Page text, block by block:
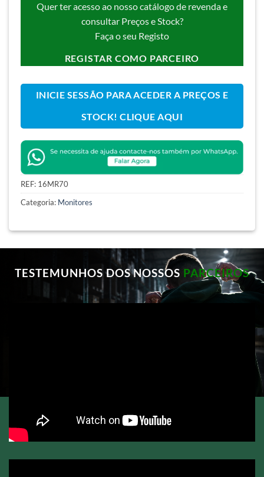
Quer ter acesso ao nosso catálogo de revenda e
consultar Preços e Stock?
Faça o seu Registo
REGISTAR COMO PARCEIRO
INICIE SESSÃO PARA ACEDER A PREÇOS E
STOCK! CLIQUE AQUI
REF: 16MR70
Categoria: Monitores
TESTEMUNHOS DOS NOSSOS PARCEIROS